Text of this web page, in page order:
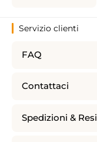
Servizio clienti
FAQ
Contattaci
Spedizioni & Resi